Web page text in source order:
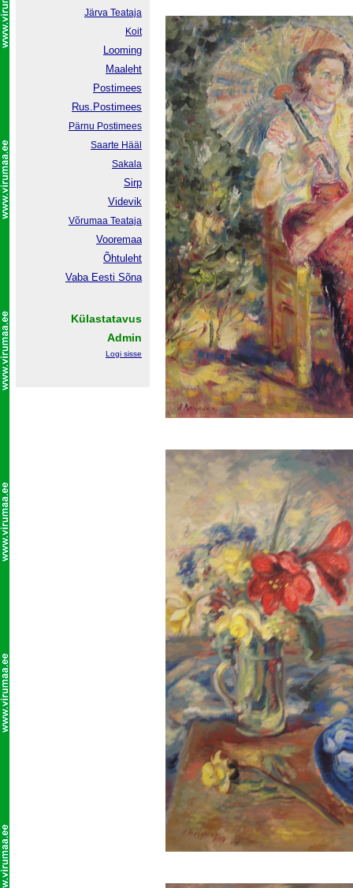
Järva Teataja
Koit
Looming
Maaleht
Postimees
Rus.Postimees
Pärnu Postimees
Saarte Hääl
Sakala
Sirp
Videvik
Võrumaa Teataja
Vooremaa
Õhtuleht
Vaba Eesti Sõna
Külastatavus
Admin
Logi sisse